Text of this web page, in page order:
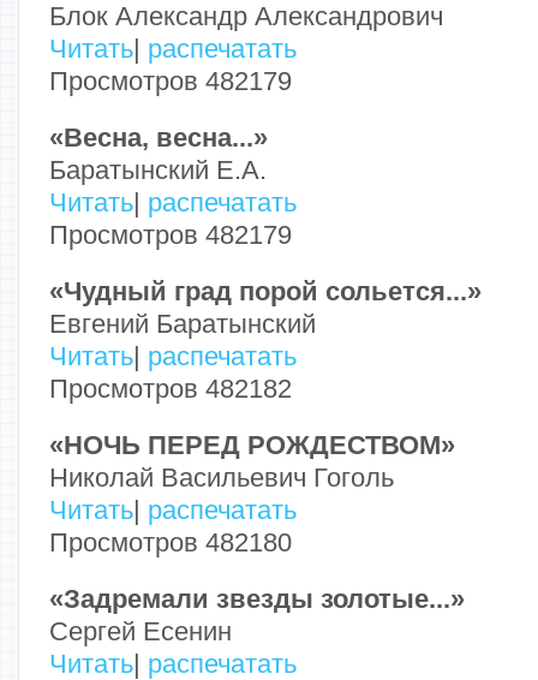
Блок Александр Александрович
Читать распечатать
Просмотров 482179
«Весна, весна...»
Баратынский Е.А.
Читать распечатать
Просмотров 482179
«Чудный град порой сольется...»
Евгений Баратынский
Читать распечатать
Просмотров 482182
«НОЧЬ ПЕРЕД РОЖДЕСТВОМ»
Николай Васильевич Гоголь
Читать распечатать
Просмотров 482180
«Задремали звезды золотые...»
Сергей Есенин
Читать распечатать